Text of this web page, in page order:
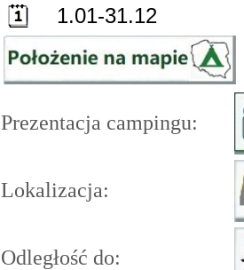
1.01-31.12
Prezentacja campingu:
Lokalizacja:
Odległość do: